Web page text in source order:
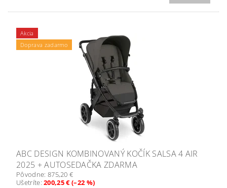
Akcia
Doprava zadarmo
ABC DESIGN KOMBINOVANÝ KOČÍK SALSA 4 AIR
2025 + AUTOSEDAČKA ZDARMA
Pôvodne: 875,20 €
Ušetríte:200,25 € (–22 %)